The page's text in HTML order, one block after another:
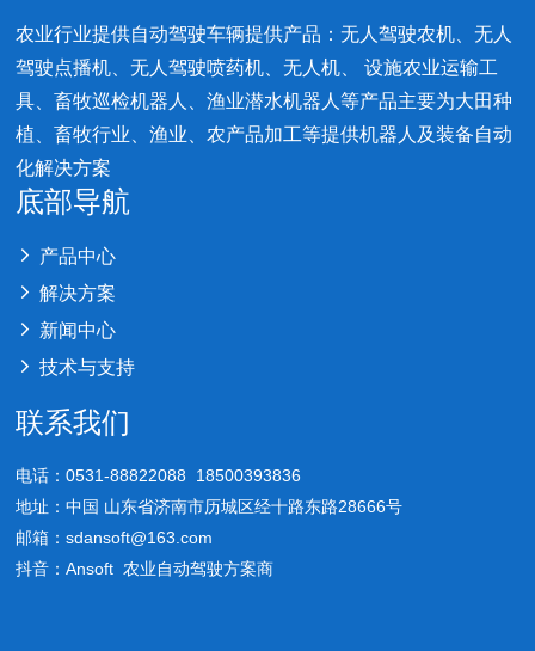
农业行业提供自动驾驶车辆提供产品：无人驾驶农机、无人
驾驶点播机、无人驾驶喷药机、无人机、 设施农业运输工
具、畜牧巡检机器人、渔业潜水机器人等产品主要为大田种
植、畜牧行业、渔业、农产品加工等提供机器人及装备自动
化解决方案
底部导航
产品中心
解决方案
新闻中心
技术与支持
联系我们
电话：0531-88822088 18500393836
地址：中国 山东省济南市历城区经十路东路28666号
邮箱：sdansoft@163.com
抖音：Ansoft 农业自动驾驶方案商